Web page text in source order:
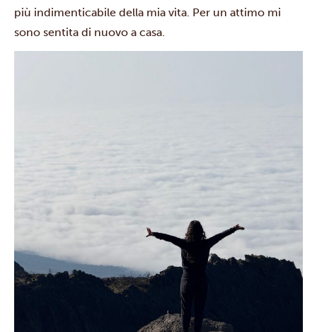
più indimenticabile della mia vita. Per un attimo mi
sono sentita di nuovo a casa.